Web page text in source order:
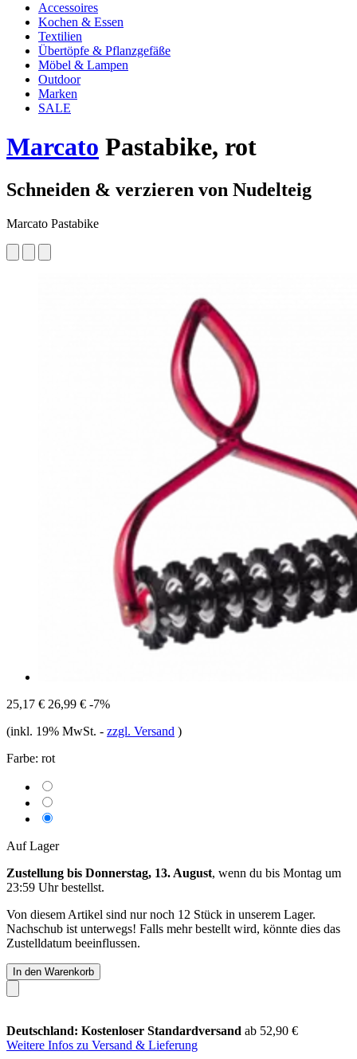
Accessoires
Kochen & Essen
Textilien
Übertöpfe & Pflanzgefäße
Möbel & Lampen
Outdoor
Marken
SALE
Marcato Pastabike, rot
Schneiden & verzieren von Nudelteig
Marcato Pastabike
25,17 € 26,99 € -7%
(inkl. 19% MwSt. - zzgl. Versand )
Farbe: rot
Auf Lager
Zustellung bis Donnerstag, 13. August, wenn du bis Montag um
23:59 Uhrbestellst.
Von diesem Artikel sind nur noch 12 Stück in unserem Lager.
Nachschub ist unterwegs! Falls mehr bestellt wird, könnte dies das
Zustelldatum beeinflussen.
In den Warenkorb
Deutschland: Kostenloser Standardversand ab 52,90 €
Weitere Infos zu Versand & Lieferung